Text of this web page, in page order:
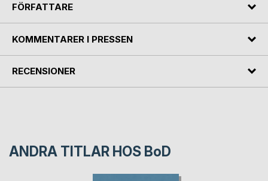
FÖRFATTARE
KOMMENTARER I PRESSEN
RECENSIONER
ANDRA TITLAR HOS BoD